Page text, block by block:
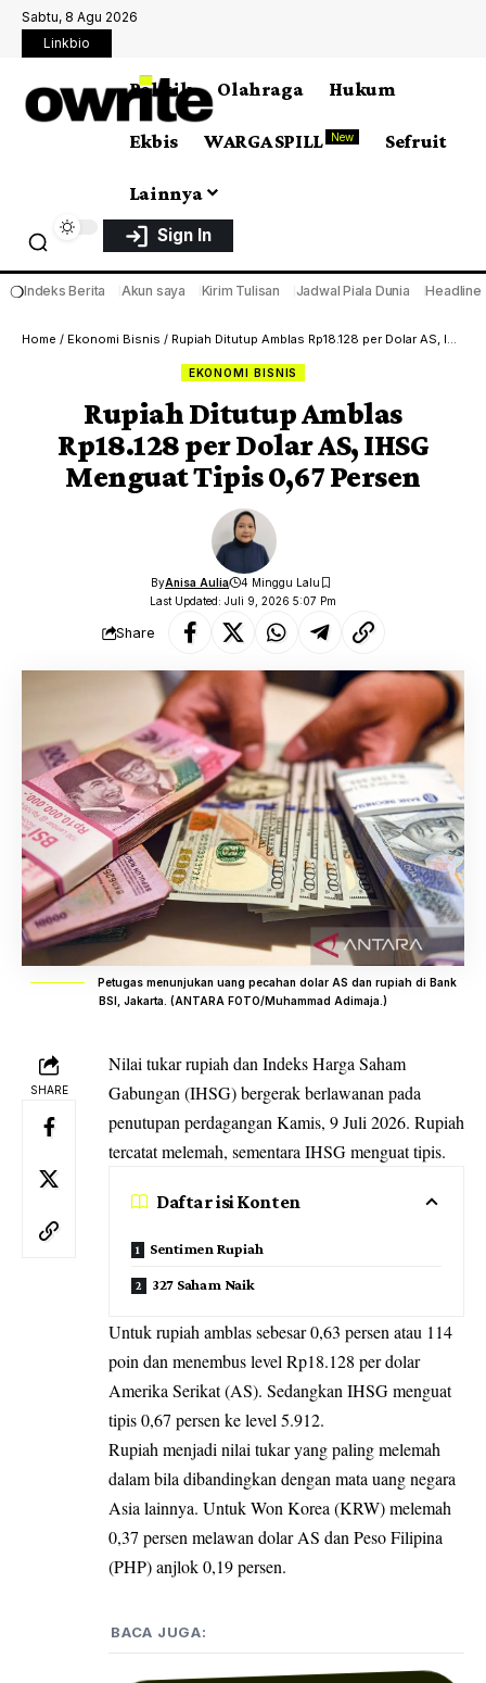
Sabtu, 8 Agu 2026
Linkbio
Politik Olahraga Hukum
Ekbis WARGA SPILL New Sefruit
Lainnya
Sign In
❍Indeks Berita Akun saya Kirim Tulisan Jadwal Piala Dunia Headline
Home / Ekonomi Bisnis / Rupiah Ditutup Amblas Rp18.128 per Dolar AS, IHSG Menguat Tipis 0,67 Persen
EKONOMI BISNIS
Rupiah Ditutup Amblas
Rp18.128 per Dolar AS, IHSG
Menguat Tipis 0,67 Persen
Last Updated: Juli 9, 2026 5:07 Pm
ByAnisa Aulia 4 Minggu Lalu
Share
Petugas menunjukan uang pecahan dolar AS dan rupiah di Bank
BSI, Jakarta. (ANTARA FOTO/Muhammad Adimaja.)
SHARE
Nilai tukar rupiah dan Indeks Harga Saham
Gabungan (IHSG) bergerak berlawanan pada
penutupan perdagangan Kamis, 9 Juli 2026. Rupiah
tercatat melemah, sementara IHSG menguat tipis.
Daftar isi Konten
Sentimen Rupiah
327 Saham Naik
Untuk rupiah amblas sebesar 0,63 persen atau 114
poin dan menembus level Rp18.128 per dolar
Amerika Serikat (AS). Sedangkan IHSG menguat
tipis 0,67 persen ke level 5.912.
Rupiah menjadi nilai tukar yang paling melemah
dalam bila dibandingkan dengan mata uang negara
Asia lainnya. Untuk Won Korea (KRW) melemah
0,37 persen melawan dolar AS dan Peso Filipina
(PHP) anjlok 0,19 persen.
BACA JUGA: